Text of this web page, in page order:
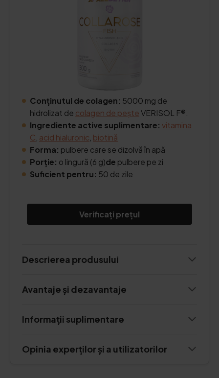
Conținutul de colagen: 5000 mg de
hidrolizat de colagen de peșteVERISOL F®.
Ingrediente active suplimentare: vitamina
C acid hialuronic biotină
Forma: pulbere care se dizolvă în apă
Porție: o lingură (6 g)de pulbere pe zi
Suficient pentru: 50 de zile
Verificați prețul
Descrierea produsului
Avantaje și dezavantaje
Informații suplimentare
Opinia experților și a utilizatorilor